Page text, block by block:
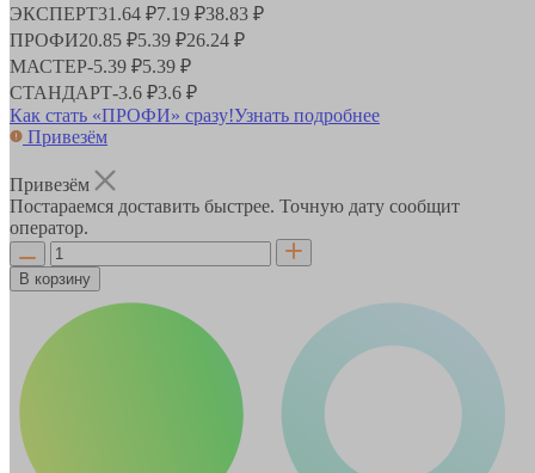
ЭКСПЕРТ31.64 ₽7.19 ₽38.83 ₽
ПРОФИ20.85 ₽5.39 ₽26.24 ₽
МАСТЕР-5.39 ₽5.39 ₽
СТАНДАРТ-3.6 ₽3.6 ₽
Как стать «ПРОФИ» сразу!Узнать подробнее
Привезём
Привезём
Постараемся доставить быстрее. Точную дату сообщит
оператор.
В корзину